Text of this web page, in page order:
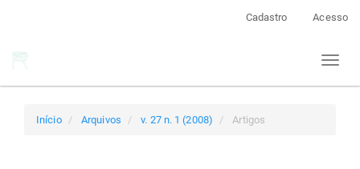
Cadastro Acesso
Toggle
Início Arquivos v. 27 n. 1 (2008) Artigos